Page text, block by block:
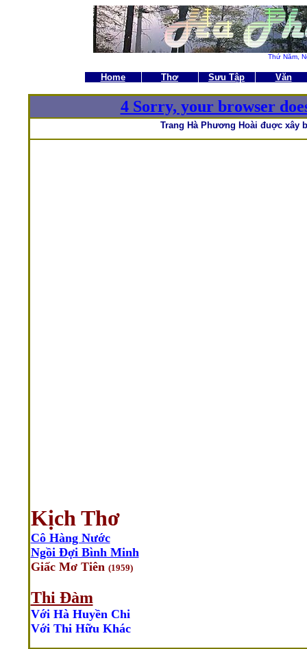
Thứ Năm,
Home Thơ Sưu Tập Văn
4 Sorry, your browser
Trang Hà Phương Hoài đuợc xây
Kịch Thơ
Cô Hàng Nước
Ngồi Đợi Bình Minh
Giấc Mơ Tiên (1959)
Thi Đàm
Với Hà Huyền Chi
Với Thi Hữu Khác